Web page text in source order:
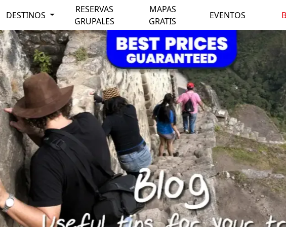
DESTINOS
RESERVAS
GRUPALES
MAPAS
GRATIS
EVENTOS